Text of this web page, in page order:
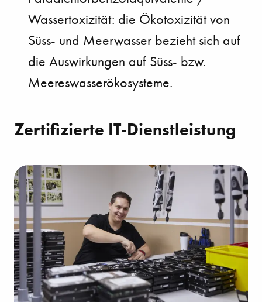
Wassertoxizität: die Ökotoxizität von
Süss- und Meerwasser bezieht sich auf
die Auswirkungen auf Süss- bzw.
Meereswasserökosysteme.
Zertifizierte IT-Dienstleistung